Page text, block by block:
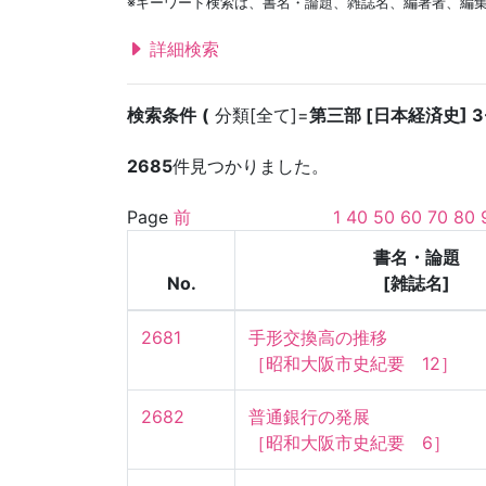
詳細検索
検索条件 分類[全て]=第三部 [日本経済史]
2685件見つかりました。
Page 前 1 40 50 60 70 80
No.
書名・論題
[雑誌名]
2681
手形交換高の推移
［昭和大阪市史紀要　12］
2682
普通銀行の発展
［昭和大阪市史紀要　6］